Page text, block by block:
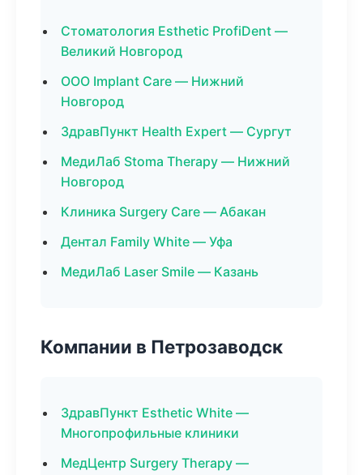
Стоматология Esthetic ProfiDent —
Великий Новгород
ООО Implant Care — Нижний
Новгород
ЗдравПункт Health Expert — Сургут
МедиЛаб Stoma Therapy — Нижний
Новгород
Клиника Surgery Care — Абакан
Дентал Family White — Уфа
МедиЛаб Laser Smile — Казань
Компании в Петрозаводск
ЗдравПункт Esthetic White —
Многопрофильные клиники
МедЦентр Surgery Therapy —